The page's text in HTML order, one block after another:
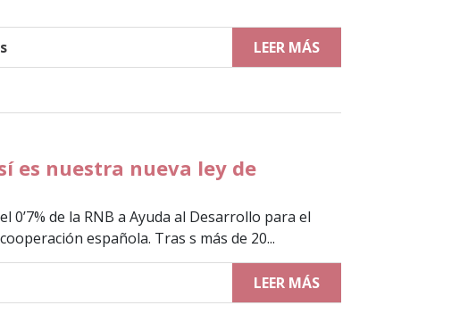
LEER MÁS
es nuestra nueva ley de
de la RNB a Ayuda al Desarrollo para el
española. Tras s más de 20...
LEER MÁS